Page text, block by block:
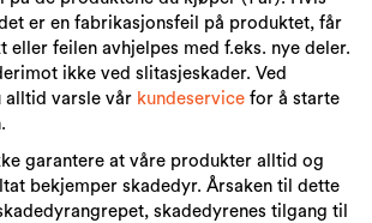
er en fabrikasjonsfeil på produktet, får
eller feilen avhjelpes med f.eks. nye deler.
ikke ved slitasjeskader. Ved
alltid varsle vår kundeservice for å starte
garantere at våre produkter alltid og
bekjemper skadedyr. Årsaken til dette
skadedyrenes tilgang til